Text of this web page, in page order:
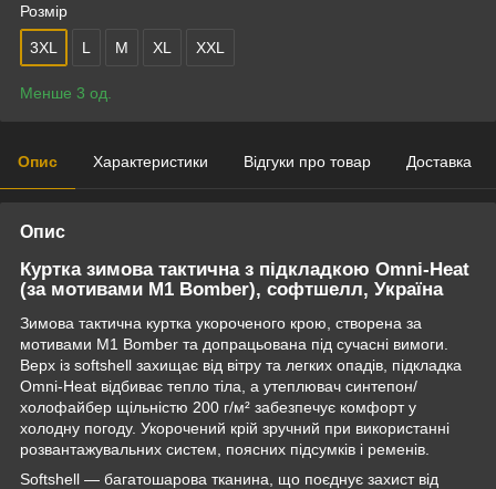
Розмір
3XL L M XL XXL
Менше 3 од.
Опис Характеристики Відгуки про товар Доставка
Опис
Куртка зимова тактична з підкладкою Omni-Heat
(за мотивами M1 Bomber), софтшелл, Україна
Зимова тактична куртка укороченого крою, створена за
мотивами М1 Bomber та допрацьована під сучасні вимоги.
Верх із softshell захищає від вітру та легких опадів, підкладка
Omni-Heat відбиває тепло тіла, а утеплювач синтепон/
холофайбер щільністю 200 г/м² забезпечує комфорт у
холодну погоду. Укорочений крій зручний при використанні
розвантажувальних систем, поясних підсумків і ременів.
Softshell — багатошарова тканина, що поєднує захист від